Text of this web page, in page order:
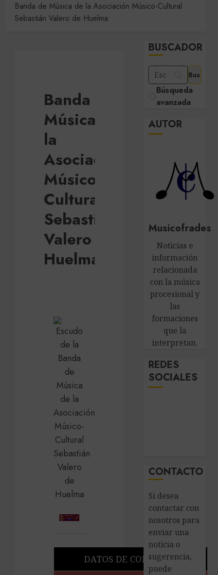
Banda de Música de la Asociación Músico-Cultural
Sebastián Valero de Huelma
Banda de
Música de
la
Asociación
Músico-
Cultural
Sebastián
Valero de
Huelma
DATOS DE CONTACTO
BUSCADOR
Búsqueda
avanzada
AUTOR
Musicofrades
Noticias e
información
relacionada
con la música
procesional y
las
formaciones
que la
interpretan.
REDES
SOCIALES
CONTACTO
Si desea
contactar con
nosotros para
enviar una
noticia o
sugerencia,
puede